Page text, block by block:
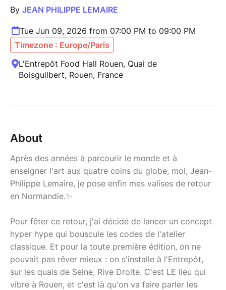
By JEAN PHILIPPE LEMAIRE
Tue Jun 09, 2026 from 07:00 PM to 09:00 PM
Timezone : Europe/Paris
L'Entrepôt Food Hall Rouen, Quai de
Boisguilbert, Rouen, France
About
Après des années à parcourir le monde et à
enseigner l'art aux quatre coins du globe, moi, Jean-
Philippe Lemaire, je pose enfin mes valises de retour
en Normandie.✨
Pour fêter ce retour, j'ai décidé de lancer un concept
hyper hype qui bouscule les codes de l'atelier
classique. Et pour la toute première édition, on ne
pouvait pas rêver mieux : on s'installe à l'Entrepôt,
sur les quais de Seine, Rive Droite. C'est LE lieu qui
vibre à Rouen, et c'est là qu'on va faire parler les